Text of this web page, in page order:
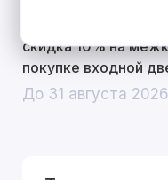
Открой двери
скидка 10% на
покупке входной
До 31 августа